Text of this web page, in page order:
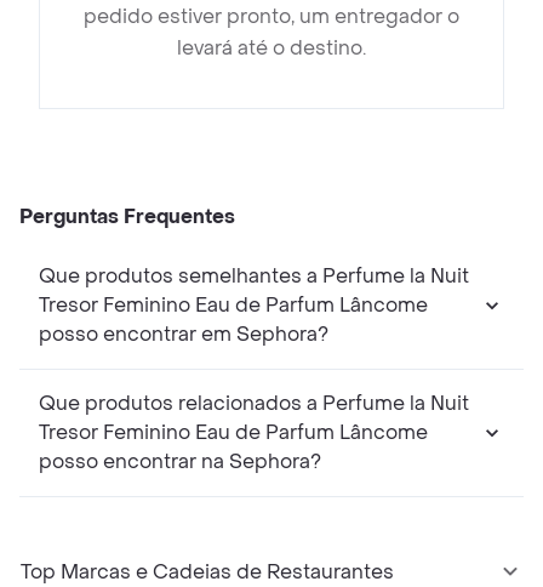
pedido estiver pronto, um entregador o
levará até o destino.
Perguntas Frequentes
Que produtos semelhantes a Perfume la Nuit
Tresor Feminino Eau de Parfum Lâncome
posso encontrar em Sephora?
Que produtos relacionados a Perfume la Nuit
Tresor Feminino Eau de Parfum Lâncome
posso encontrar na Sephora?
Top Marcas e Cadeias de Restaurantes